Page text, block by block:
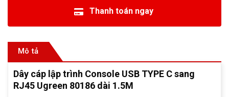
Thanh toán ngay
Mô tả
Dây cáp lập trình Console USB TYPE C sang
RJ45 Ugreen 80186 dài 1.5M